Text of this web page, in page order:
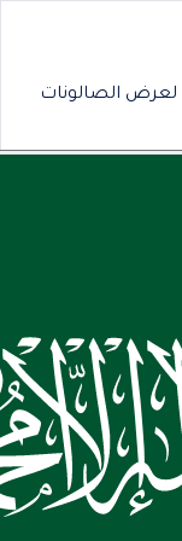
لعرض الصالونات